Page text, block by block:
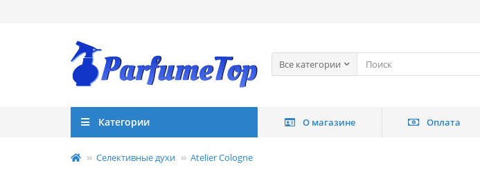
Все категории
Категории О магазине Оплата
Селективные духи Atelier Cologne